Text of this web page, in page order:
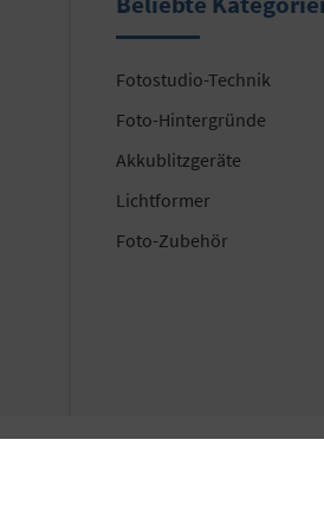
Fotostudio-Technik
Foto-Hintergründe
Akkublitzgeräte
Lichtformer
Foto-Zubehör